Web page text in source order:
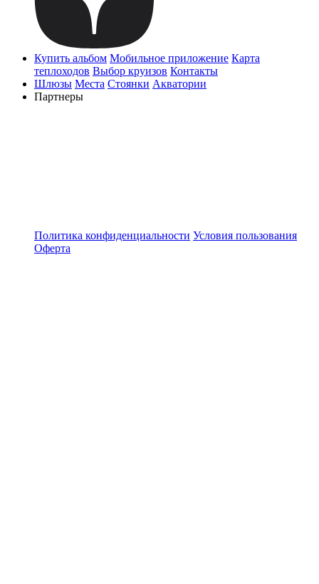
Купить альбом Мобильное приложение Карта
теплоходов Выбор круизов Контакты
Шлюзы Места Стоянки Акватории
Партнеры
Политика конфиденциальности Условия пользования
Оферта